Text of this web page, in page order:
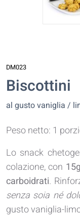
DM023
Biscottini
al gusto vaniglia /
Peso netto: 1
Lo snack
colazione, con
carboidrati.
senza soia né
gusto vaniglia-